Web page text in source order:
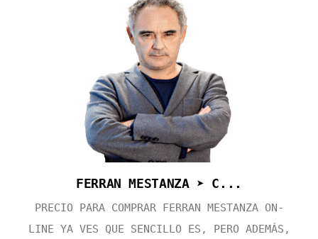
FERRAN MESTANZA ➤ C...
PRECIO PARA COMPRAR FERRAN MESTANZA ON-
LINE YA VES QUE SENCILLO ES, PERO ADEMÁS,